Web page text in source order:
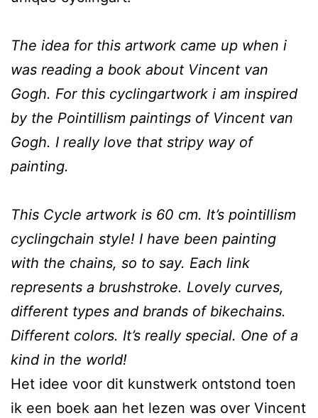
The idea for this artwork came up when i
was reading a book about Vincent van
Gogh. For this cyclingartwork i am inspired
by the Pointillism paintings of Vincent van
Gogh. I really love that stripy way of
painting.
This Cycle artwork is 60 cm. It’s pointillism
cyclingchain style! I have been painting
with the chains, so to say. Each link
represents a brushstroke. Lovely curves,
different types and brands of bikechains.
Different colors. It’s really special. One of a
kind in the world!
Het idee voor dit kunstwerk ontstond toen
ik een boek aan het lezen was over Vincent